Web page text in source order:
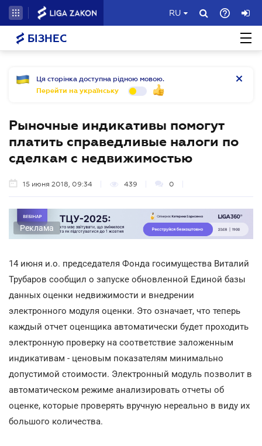
RU
БІЗНЕС
Ця сторінка доступна рідною мовою.
Перейти на українську
Рыночные индикативы помогут
платить справедливые налоги по
сделкам с недвижимостью
15 июня 2018, 09:34 439 0
Реклама
14 июня и.о. председателя Фонда госимущества Виталий
Трубаров сообщил о запуске обновленной Единой базы
данных оценки недвижимости и внедрении
электронного модуля оценки. Это означает, что теперь
каждый отчет оценщика автоматически будет проходить
электронную проверку на соответствие заложенным
индикативам - ценовым показателям минимально
допустимой стоимости. Электронный модуль позволит в
автоматическом режиме анализировать отчеты об
оценке, которые проверять вручную нереально в виду их
большого количества.